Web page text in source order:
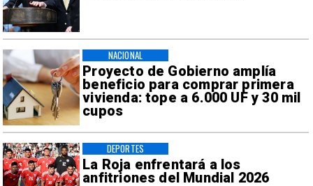
Proyecto de Gobierno amplía
beneficio para comprar primera
vivienda: tope a 6.000 UF y 30 mil
cupos
NACIONAL
La Roja enfrentará a los
anfitriones del Mundial 2026
DEPORTES